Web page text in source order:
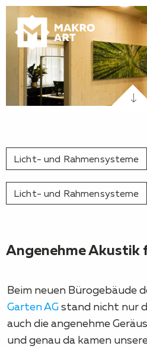
Licht- und Rahmensysteme
Licht- und Rahmensysteme
Angenehme Akustik
Beim neuen Bürogebäude
Garten AGstand nicht nur
auch die angenehme
und genau da kamen